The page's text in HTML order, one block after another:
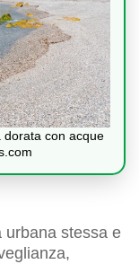
dorata con acque
urbana stessa e